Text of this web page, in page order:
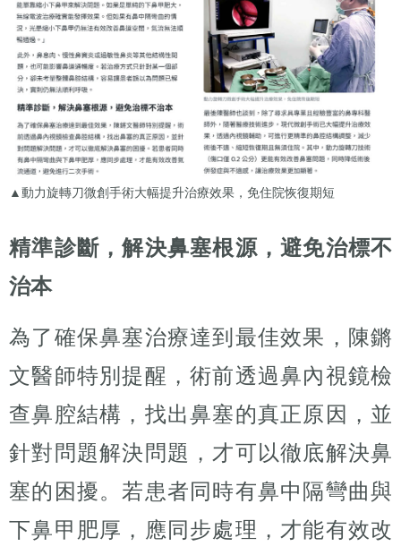
▲動力旋轉刀微創手術大幅提升治療效果，免住院恢復期短
精準診斷，解決鼻塞根源，避免治標不
治本
為了確保鼻塞治療達到最佳效果，陳鏘
文醫師特別提醒，術前透過鼻內視鏡檢
查鼻腔結構，找出鼻塞的真正原因，並
針對問題解決問題，才可以徹底解決鼻
塞的困擾。若患者同時有鼻中隔彎曲與
下鼻甲肥厚，應同步處理，才能有效改